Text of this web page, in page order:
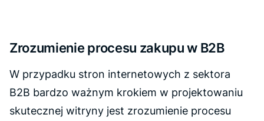
Zrozumienie procesu zakupu w B2B
W przypadku stron internetowych z sektora
B2B bardzo ważnym krokiem w projektowaniu
skutecznej witryny jest zrozumienie procesu